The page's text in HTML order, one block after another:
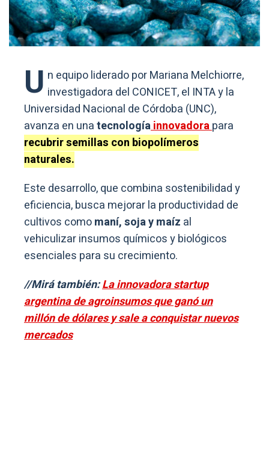
U n equipo liderado por Mariana Melchiorre,
investigadora del CONICET, el INTA y la
Universidad Nacional de Córdoba (UNC),
avanza en unatecnologíainnovadorapara
recubrir semillas con biopolímeros
naturales.
Este desarrollo, que combina sostenibilidad y
eficiencia, busca mejorar la productividad de
cultivos comomaní, soja y maíz al
vehiculizar insumos químicos y biológicos
esenciales para su crecimiento.
//Mirá también:La innovadora startup
argentina de agroinsumos que ganó un
millón de dólares y sale a conquistar nuevos
mercados